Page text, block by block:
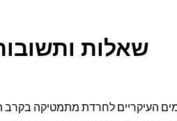
שאלות
העיקריים לחרדת מתמטיקה בקרב